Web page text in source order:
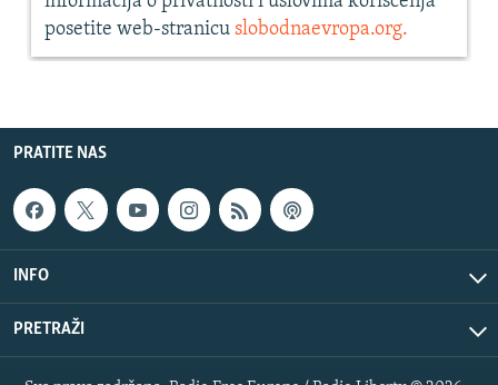
PRATITE NAS
INFO
PRETRAŽI